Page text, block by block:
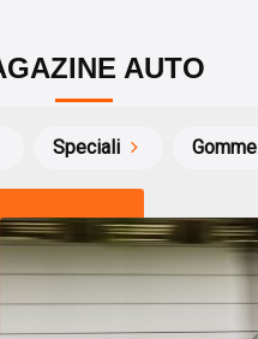
AUTO
Speciali Gomme